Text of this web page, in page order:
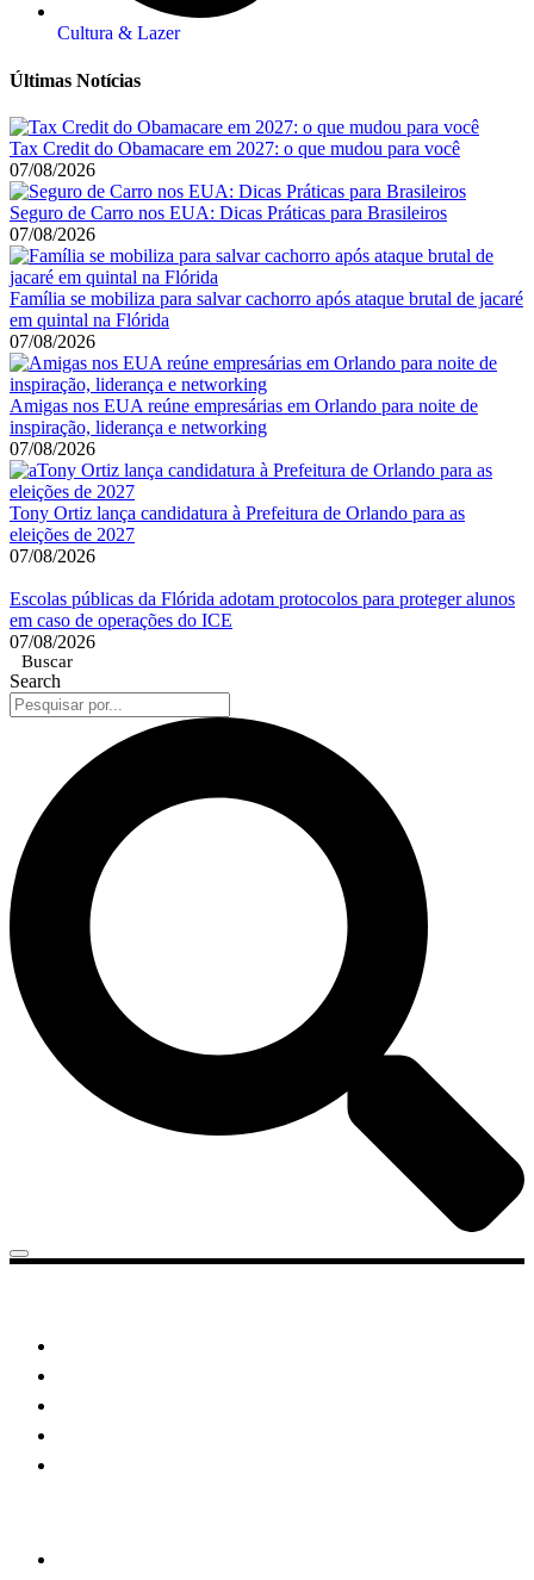
Cultura & Lazer
Últimas Notícias
Tax Credit do Obamacare em 2027: o que mudou para você
07/08/2026
Seguro de Carro nos EUA: Dicas Práticas para Brasileiros
07/08/2026
Família se mobiliza para salvar cachorro após ataque brutal de jacaré
em quintal na Flórida
07/08/2026
Amigas nos EUA reúne empresárias em Orlando para noite de
inspiração, liderança e networking
07/08/2026
Tony Ortiz lança candidatura à Prefeitura de Orlando para as
eleições de 2027
07/08/2026
Escolas públicas da Flórida adotam protocolos para proteger alunos
em caso de operações do ICE
07/08/2026
Buscar
Search